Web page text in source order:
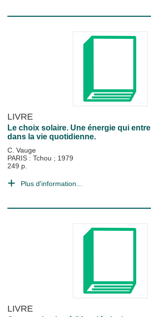
LIVRE
Le choix solaire. Une énergie qui entre
dans la vie quotidienne.
C. Vauge
PARIS : Tchou ; 1979
249 p.
Plus d'information...
LIVRE